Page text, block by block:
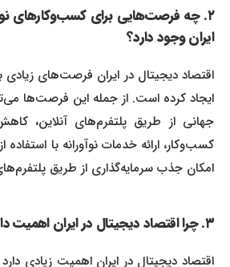
۲. چه فرصت‌هایی برای کسب‌وکارهای نوپا
ایران وجود دارد؟
اقتصاد دیجیتال در ایران فرصت‌های زیادی
ایجاد کرده است. از جمله این فرصت‌ها
جهانی از طریق پلتفرم‌های آنلاین، کاهش
کسب‌وکار، ارائه خدمات نوآورانه با استفاده
امکان جذب سرمایه‌گذاری از طریق پلتفرم‌های
اقتصاد دیجیتال در ایران اهمیت زیادی دارد